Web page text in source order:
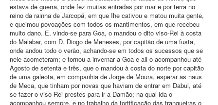
estava de guerra, onde fez muitas entradas por mar e por terra no
reino da rainha de Jarcopá, em que Ihe cativou e matou muita gente,
e queimou povoações com todos os mantimentos, em que recebeu
muito dano. E, vindo-se para Goa, o mandou o dito viso-Rei à costa
do Malabar, com D. Diogo de Meneses, por capitão de uma fusta,
onde andou todo o verão, achando-se em todos os sucessos que se
nele acometeram; e tornou a invernar a Goa e ali o acompanhou até
Agosto de setenta e três, que o mandou à costa do norte por capitão
de uma galeota, em companhia de Jorge de Moura, esperar as naus
de Meca, que tinham por novas que haviam de entrar em Dabul, até
se fazer o viso-Rei prestes para ir a Damão; na qual ida o
acompanhou sempre, e no trabalho da fortificação das tranqueiras o